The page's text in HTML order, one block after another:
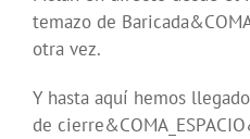
temazo de
otra vez.
Y hasta aquí hemos
de